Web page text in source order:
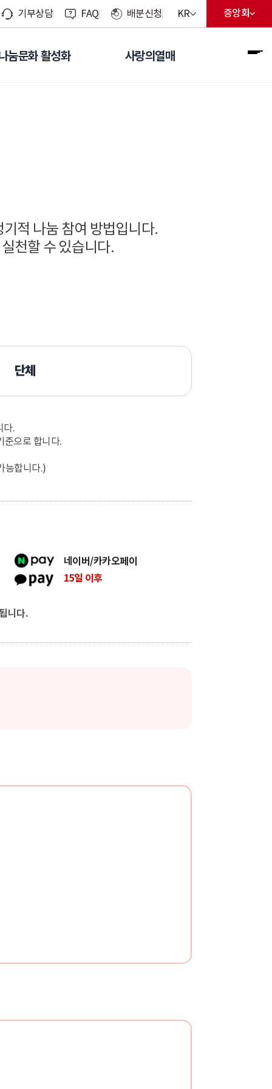
기부상담 FAQ 배분신청 언어 선택 메뉴 열기
현재 선택된 언어
KR 지회 선
현재 선
중앙회
눔문화 활성화 사랑의열매
적 나눔 참여 방법입니다.
천할 수 있습니다.
단체
다.
준으로 합니다.
능합니다.)
네이버/카카오페이
15일 이후
니다.